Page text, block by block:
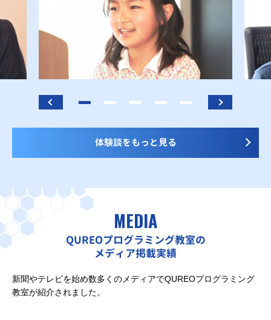
体験談をもっと見る
MEDIA
QUREOプログラミング教室の
メディア掲載実績
新聞やテレビを始め数多くのメディアでQUREOプログラミング
教室が紹介されました。